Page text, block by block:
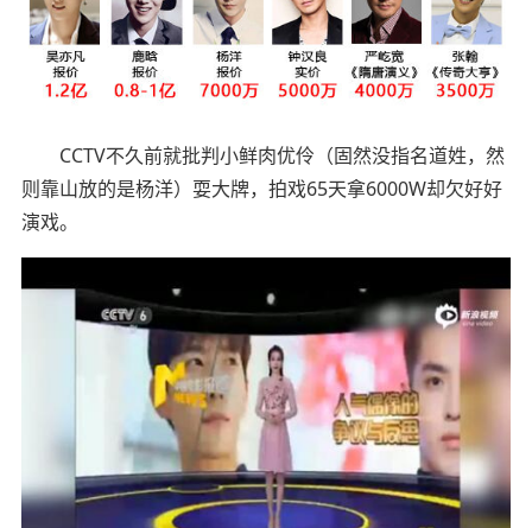
CCTV不久前就批判小鲜肉优伶（固然没指名道姓，然
则靠山放的是杨洋）耍大牌，拍戏65天拿6000W却欠好好
演戏。